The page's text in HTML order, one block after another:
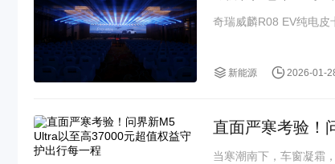
奇瑞威麟R08 EV纯电
新能源 2026-01-
直面严寒考验！
当寒潮南下，车窗凝霜